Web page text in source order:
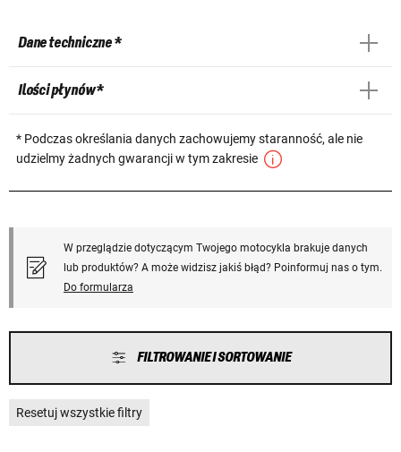
Dane techniczne *
Ilości płynów *
* Podczas określania danych zachowujemy staranność, ale nie
udzielmy żadnych gwarancji w tym zakresie
W przeglądzie dotyczącym Twojego motocykla brakuje danych
lub produktów? A może widzisz jakiś błąd? Poinformuj nas o tym.
Do formularza
FILTROWANIE I SORTOWANIE
Resetuj wszystkie filtry